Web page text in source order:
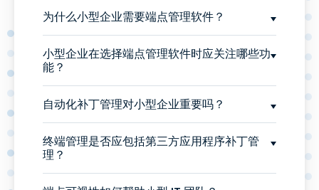
为什么小型企业需要端点管理软件？
小型企业在选择端点管理软件时应关注哪些功
能？
自动化补丁管理对小型企业重要吗？
终端管理是否应包括第三方应用程序补丁管
理？